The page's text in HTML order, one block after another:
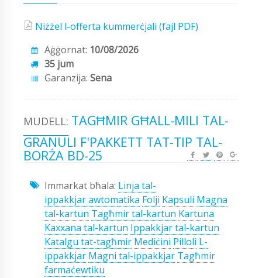
Niżżel l-offerta kummerċjali (fajl PDF)
Aġġornat: 10/08/2026
35 jum
Garanzija: Sena
MUDELL: TAGĦMIR GĦALL-MILI TAL-
GRANULI F'PAKKETT TAT-TIP TAL-
BORŻA BD-25
Immarkat bħala: Linja tal-
ippakkjar awtomatika Folji Kapsuli Magna
tal-kartun Tagħmir tal-kartun Kartuna
Kaxxana tal-kartun Ippakkjar tal-kartun
Katalgu tat-tagħmir Mediċini Pilloli L-
ippakkjar Magni tal-ippakkjar Tagħmir
farmaċewtiku